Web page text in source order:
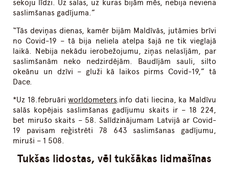
sekoju līdzi. Uz salas, uz kuras bijām mēs, nebija neviena
saslimšanas gadījuma.”
“Tās deviņas dienas, kamēr bijām Maldīvās, jutāmies brīvi
no Covid-19 – tā bija neliela atelpa šajā ne tik vieglajā
laikā. Nebija nekādu ierobežojumu, ziņas nelasījām, par
saslimšanām neko nedzirdējām. Baudījām sauli, silto
okeānu un dzīvi – gluži kā laikos pirms Covid-19,” tā
Dace.
*Uz 18.februāriworldometers.info dati liecina, ka Maldīvu
salās kopējais saslimšanas gadījumu skaits ir – 18 224,
bet mirušo skaits – 58. Salīdzinājumam Latvijā ar Covid-
19 pavisam reģistrēti 78 643 saslimšanas gadījumu,
miruši – 1 508.
Tukšas lidostas, vēl tukšākas lidmašīnas